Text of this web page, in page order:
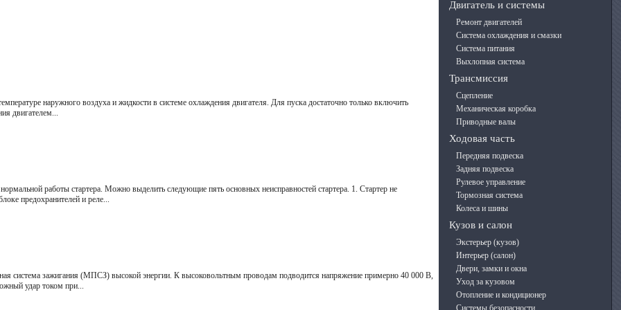
наружного воздуха и жидкости в системе охлаждения двигателя. Для пуска достаточно только включить
двигателем...
работы стартера. Можно выделить следующие пять основных неисправностей стартера. 1. Стартер не
предохранителей и реле...
система зажигания (МПСЗ) высокой энергии. К высоковольтным проводам подводится напряжение примерно 40 000 В,
удар током при...
Двигатель и системы
Ремонт двигателей
Система охлаждения и смазки
Система питания
Выхлопная система
Трансмиссия
Сцепление
Механическая коробка
Приводные валы
Ходовая часть
Передняя подвеска
Задняя подвеска
Рулевое управление
Тормозная система
Колеса и шины
Кузов и салон
Экстерьер (кузов)
Интерьер (салон)
Двери, замки и окна
Уход за кузовом
Отопление и кондиционер
Системы безопасности